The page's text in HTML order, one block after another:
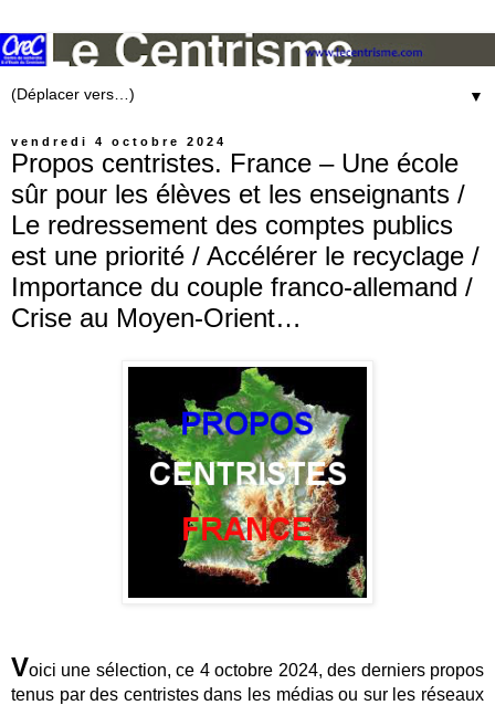
▼
vendredi 4 octobre 2024
Propos centristes. France – Une école
sûr pour les élèves et les enseignants /
Le redressement des comptes publics
est une priorité / Accélérer le recyclage /
Importance du couple franco-allemand /
Crise au Moyen-Orient…
Voici une sélection, ce 4 octobre 2024, des derniers propos
tenus par des centristes dans les médias ou sur les réseaux